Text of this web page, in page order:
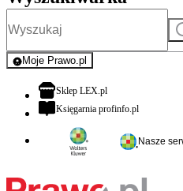
Moje Prawo.pl
- rejestracja i logowanie do
Sklep LEX.plotwiera się w nowej
Księgarnia profinfo.plotwiera się
Nasze